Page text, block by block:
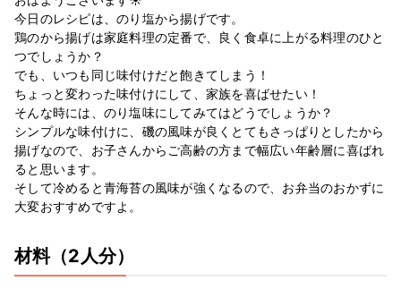
今日のレシピは、のり塩から揚げです。
鶏のから揚げは家庭料理の定番で、良く食卓に上がる料理のひと
つでしょうか？
でも、いつも同じ味付けだと飽きてしまう！
ちょっと変わった味付けにして、家族を喜ばせたい！
そんな時には、のり塩味にしてみてはどうでしょうか？
シンプルな味付けに、磯の風味が良くとてもさっぱりとしたから
揚げなので、お子さんからご高齢の方まで幅広い年齢層に喜ばれ
ると思います。
そして冷めると青海苔の風味が強くなるので、お弁当のおかずに
大変おすすめですよ。
材料（2人分）